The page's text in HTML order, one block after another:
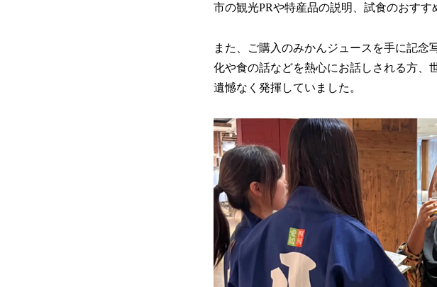
市の観光PRや特産品の説明、試食のおすす
また、ご購入のみかんジュースを手に記
化や食の話などを熱心にお話しされる方、
遺憾なく発揮していました。